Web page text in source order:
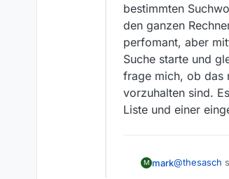
Ja,
It is
zeigen
Viele
Sascha
bestimmten
den ganzen
perfomant, aber
Suche starte und
frage mich, ob das
vorzuhalten sind.
Liste und einer
M mark@thesasch